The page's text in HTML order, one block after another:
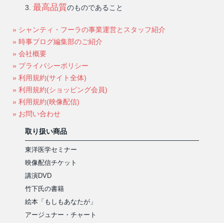
最高品質のものであること
» シャンティ・フーラの事業運営とスタッフ紹介
» 時事ブログ編集部のご紹介
» 会社概要
» プライバシーポリシー
» 利用規約(サイト全体)
» 利用規約(ショッピング会員)
» 利用規約(映像配信)
» お問い合わせ
取り扱い商品
東洋医学セミナー
映像配信チケット
講演DVD
竹下氏の書籍
絵本「もしもあなたが」
アージュナー・チャート